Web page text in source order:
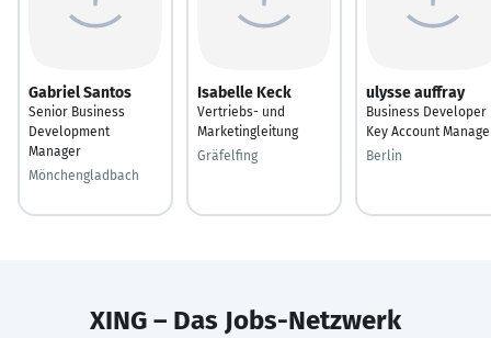
Gabriel Santos
Senior Business
Development
Manager
Mönchengladbach
Isabelle Keck
Vertriebs- und
Marketingleitung
Gräfelfing
ulysse auffray
Business Developer
Key Account
Berlin
XING – Das Jobs-Netzwerk